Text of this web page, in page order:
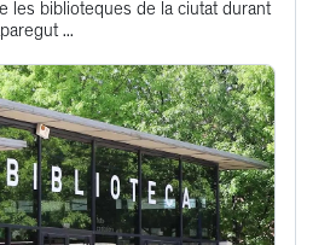
les biblioteques de la ciutat durant
...